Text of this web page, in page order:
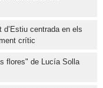
centrada en els
crític
flores" de Lucía Solla